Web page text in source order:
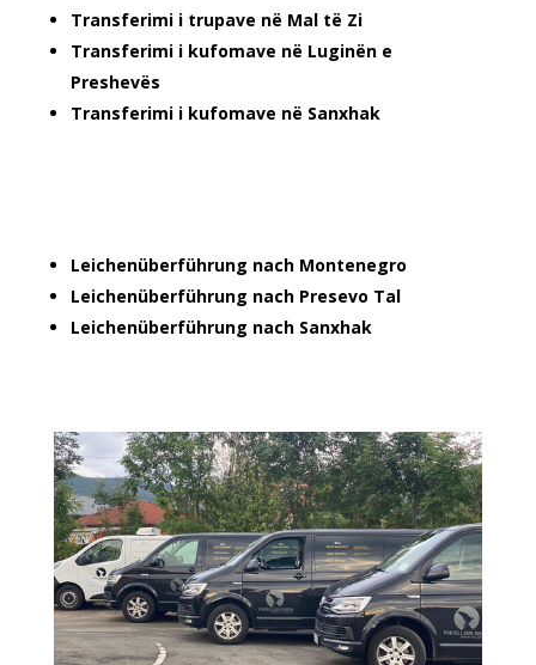
Transferimi i trupave në Mal të Zi
Transferimi i kufomave në Luginën e
Preshevës
Transferimi i kufomave në Sanxhak
Leichenüberführung nach Montenegro
Leichenüberführung nach Presevo Tal
Leichenüberführung nach Sanxhak